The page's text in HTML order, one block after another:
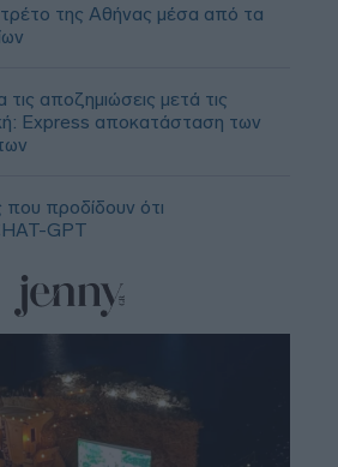
της Αθήνας μέσα από τα
αποζημιώσεις μετά τις
Express αποκατάσταση των
που προδίδουν ότι
GPT